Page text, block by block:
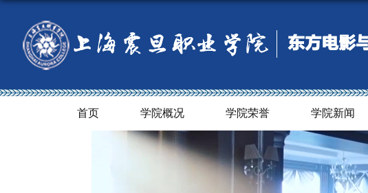
首页 学院概况 学院荣誉 学院新闻